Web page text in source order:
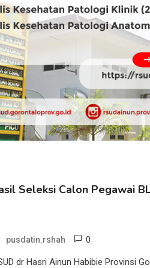
Seleksi Calon Pegawai
pusdatin.rshah 0
dr Hasri Ainun Habibie Provinsi